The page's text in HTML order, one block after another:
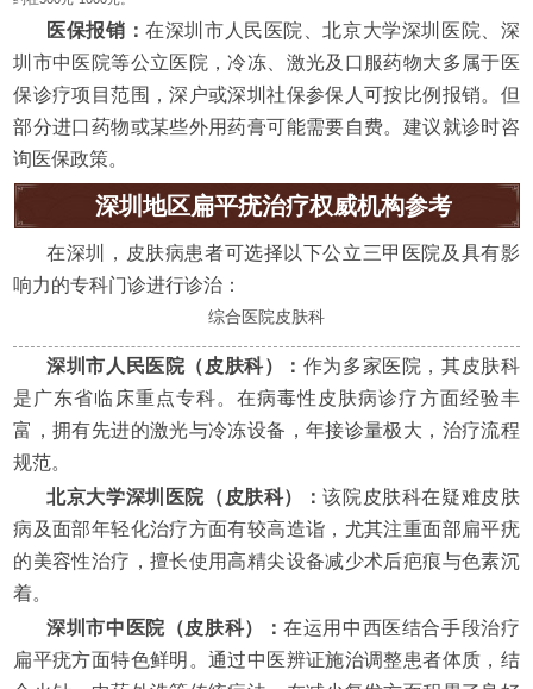
医保报销：在深圳市人民医院、北京大学深圳医院、深
圳市中医院等公立医院，冷冻、激光及口服药物大多属于医
保诊疗项目范围，深户或深圳社保参保人可按比例报销。但
部分进口药物或某些外用药膏可能需要自费。建议就诊时咨
询医保政策。
深圳地区扁平疣治疗权威机构参考
在深圳，皮肤病患者可选择以下公立三甲医院及具有影
响力的专科门诊进行诊治：
综合医院皮肤科
深圳市人民医院（皮肤科）： 作为多家医院，其皮肤科
是广东省临床重点专科。在病毒性皮肤病诊疗方面经验丰
富，拥有先进的激光与冷冻设备，年接诊量极大，治疗流程
规范。
北京大学深圳医院（皮肤科）：该院皮肤科在疑难皮肤
病及面部年轻化治疗方面有较高造诣，尤其注重面部扁平疣
的美容性治疗，擅长使用高精尖设备减少术后疤痕与色素沉
着。
深圳市中医院（皮肤科）：在运用中西医结合手段治疗
扁平疣方面特色鲜明。通过中医辨证施治调整患者体质，结